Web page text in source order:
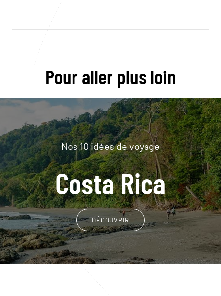
Pour aller plus loin
Nos 10 idées de voyage
Costa Rica
DÉCOUVRIR